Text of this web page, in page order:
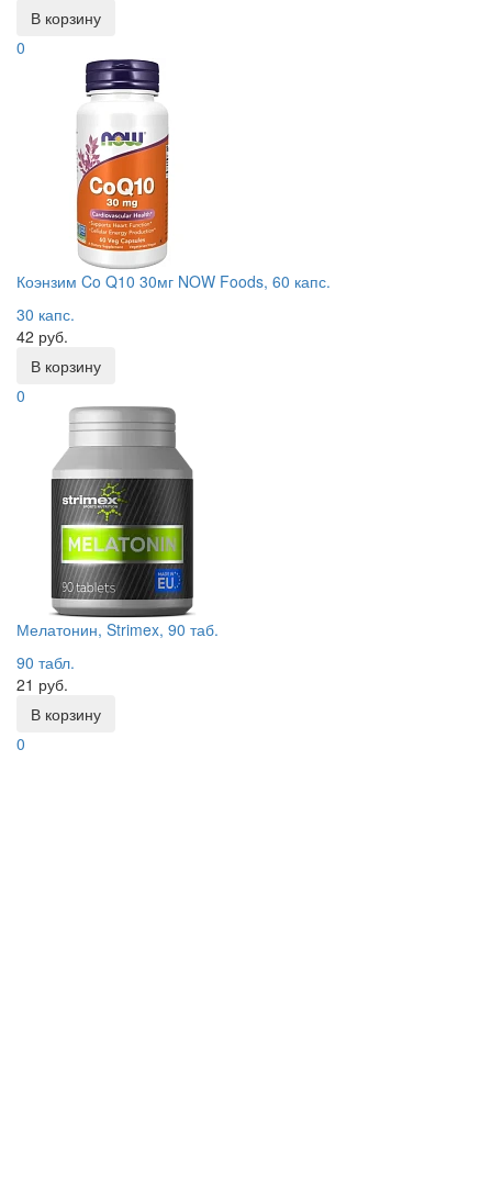
В корзину
0
Коэнзим Co Q10 30мг NOW Foods, 60 капс.
30 капс.
42 руб.
В корзину
0
Мелатонин, Strimex, 90 таб.
90 табл.
21 руб.
В корзину
0